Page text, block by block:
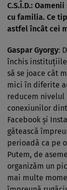
C.S.Î.D.:
cu familia. Ce
astfel încât cei
Gaspar Gyorgy:
închis
să se joace cât
mici în diferite
reducem nivelul
conexiunilor
Facebook şi
gătească
perioadă ca pe
Putem, de
organizăm un
mai multe